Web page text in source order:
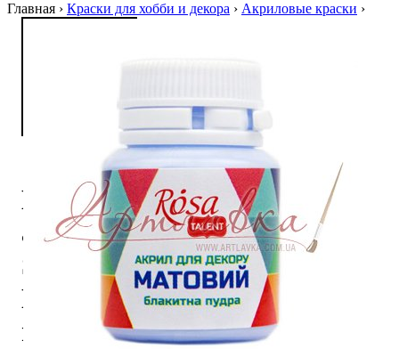
Главная › Краски для хобби и декора › Акриловые краски ›
Краска
акриловая
Start,
Голубая
пудра, 20мл